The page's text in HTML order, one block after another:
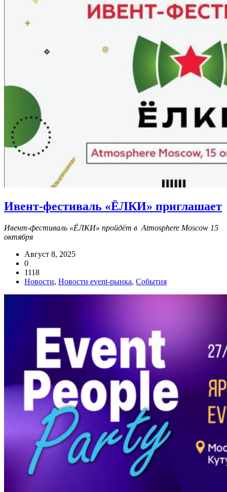
Ивент-фестиваль «ЁЛКИ» приглашает
Ивент-фестиваль «ЁЛКИ» пройдёт в Atmosphere Moscow 15
октября
Август 8, 2025
0
1118
Новости, Новости event-рынка, События